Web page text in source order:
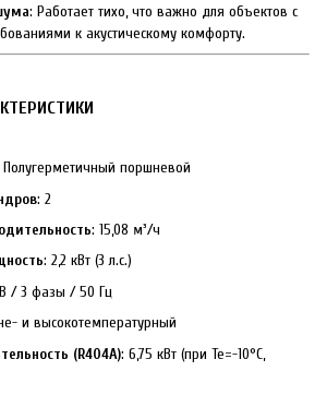
: Работает тихо, что важно для объектов с
к акустическому комфорту.
Полугерметичный поршневой
: 2
: 15,08 м³/ч
: 2,2 кВт (3 л.с.)
/ 3 фазы / 50 Гц
и высокотемпературный
(R404A): 6,75 кВт (при Te=-10°C,